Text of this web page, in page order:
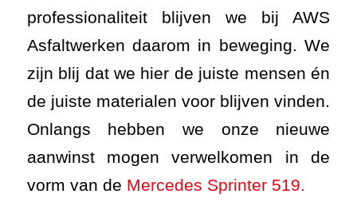
professionaliteit blijven we bij AWS
Asfaltwerken daarom in beweging. We
zijn blij dat we hier de juiste mensen én
de juiste materialen voor blijven vinden.
Onlangs hebben we onze nieuwe
aanwinst mogen verwelkomen in de
vorm van de Mercedes Sprinter 519.